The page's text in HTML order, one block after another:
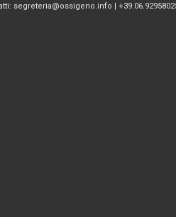
segreteria@ossigeno.info |